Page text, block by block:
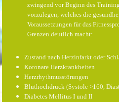
zwingend vor Beginn des
vorzulegen, welches die
Voraussetzungen für das
Grenzen deutlich macht:
Zustand nach Herzinfarkt oder
Koronare Herzkrankheiten
Herzrhythmusstörungen
Bluthochdruck (Systole >160,
Diabetes Mellitus I und II